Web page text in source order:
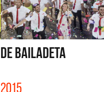
DE BAILADETA
2015